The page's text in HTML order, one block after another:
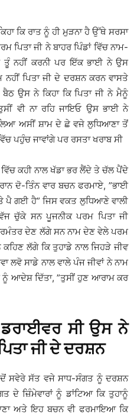
ਕਿ ਰਾਤ ਨੂੰ ਹੀ ਮੁੜਨਾ ਹੈ ਉੱਥੇ ਸਰਸਾ
ਪਿਤਾ ਜੀ ਨੇ ਬਾਹਰ ਪਿੰਡਾਂ ਵਿੱਚ ਨਾਮ-
ਤੂੰ ਨਹੀਂ ਕਰਨੀ ਪਰ ਇੱਕ ਭਾਈ ਨੇ ਉਸ
ਪਿਤਾ ਜੀ ਦੇ ਦਰਸ਼ਨ ਕਰਨ ਵਾਸਤੇ
ਉਸ ਨੇ ਕਿਹਾ ਕਿ ਪਿਤਾ ਜੀ ਨੇ ਮੈਨੂੰ
ਵੀ ਨਾ ਰਹਿ ਜਾਇਓ ਉਸ ਭਾਈ ਨੇ
ਅਸੀਂ ਸ਼ਾਮ ਦੇ ਛੇ ਵਜੇ ਲੁਧਿਆਣਾ ਤੋਂ
ਪਹੁੰਚ ਜਾਵਾਂਗੇ ਪਰ ਰਸਤਾ ਖਰਾਬ ਸੀ
ਕਹੀ ਨਾਲ ਖੱਡਾ ਭਰ ਲੈਂਦੇ ਤੇ ਚੱਲ ਪੈਂਦੇ
ਦੋ-ਤਿੰਨ ਵਾਰ ਬਚਨ ਫਰਮਾਏ, ”ਭਾਈ
ਪੈ ਗਈ ਹੈ” ਜਿਸ ਵਕਤ ਲੁਧਿਆਣੇ ਵਾਲੀ
ਚੁੱਕੇ ਸਨ ਪੂਜਨੀਕ ਪਰਮ ਪਿਤਾ ਜੀ
ਦੇਣ ਲੱਗੇ ਸਨ ਨਾਮ ਦੇਣ ਵੇਲੇ ਪਰਮ
ਲੱਗੇ ਕਿ ਤੁਹਾਡੇ ਨਾਲ ਜਿਹੜੇ ਜੀਵ
ਲਵੋ ਸਾਡੇ ਨਾਲ ਵਾਲੇ ਪੰਜ ਜੀਵਾਂ ਨੇ ਨਾਮ
ਆਦੇਸ਼ ਦਿੱਤਾ, ”ਤੁਸੀਂ ਹੁਣ ਆਰਾਮ ਕਰ
ਸੀ ਉਸ ਨੇ
ਜੀ ਦੇ ਦਰਸ਼ਨ
ਸਵੇਰੇ ਸੱਤ ਵਜੇ ਸਾਧ-ਸੰਗਤ ਨੂੰ ਦਰਸ਼ਨ
ਜ਼ਿੰਮੇਵਾਰਾਂ ਨੂੰ ਡਾਂਟਿਆ ਕਿ ਤੁਹਾਨੂੰ
ਅਤੇ ਇਹ ਬਚਨ ਵੀ ਫਰਮਾਇਆ ਕਿ